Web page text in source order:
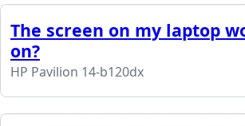
The screen on my laptop
on?
HP Pavilion 14-b120dx